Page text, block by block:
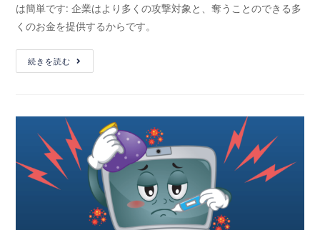
は簡単です: 企業はより多くの攻撃対象と、奪うことのできる多
くのお金を提供するからです。
続きを読む